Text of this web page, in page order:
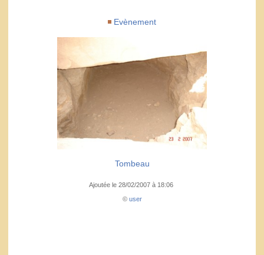
Evènement
Tombeau
Ajoutée le 28/02/2007 à 18:06
© user